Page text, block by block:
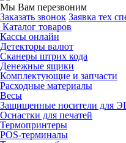
Мы Вам перезвоним
Заказать звонок Заявка тех
Каталог товаров
Кассы онлайн
Детекторы валют
Сканеры штрих кода
Денежные ящики
Комплектующие и запчасти
Расходные материалы
Весы
Защищенные носители для
Оснастки для печатей
Термопринтеры
POS-терминалы